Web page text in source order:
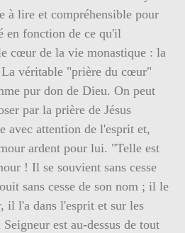
à lire et compréhensible pour
en fonction de ce qu'il
cœur de la vie monastique : la
véritable "prière du cœur"
pur don de Dieu. On peut
par la prière de Jésus
avec attention de l'esprit et,
ardent pour lui. "Telle est
! Il se souvient sans cesse
sans cesse de son nom ; il le
il l'a dans l'esprit et sur les
est au-dessus de tout